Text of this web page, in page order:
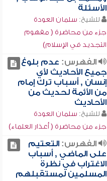
الأسئلة
للشيخ: سلمان العودة
جزء من محاضرة ( مفهوم
التجديد في الإسلام)
الفهرس: عدم بلوغ
جميع الأحاديث لأي
إنسان , أسباب ترك إمام
من الأئمة لحديث من
الأحاديث
للشيخ: سلمان العودة
جزء من محاضرة ( أعذار العلماء)
الفهرس:التعتيم
على الماضي , أسباب
الاغتراب في نظرة
المسلمين لمستقبلهم